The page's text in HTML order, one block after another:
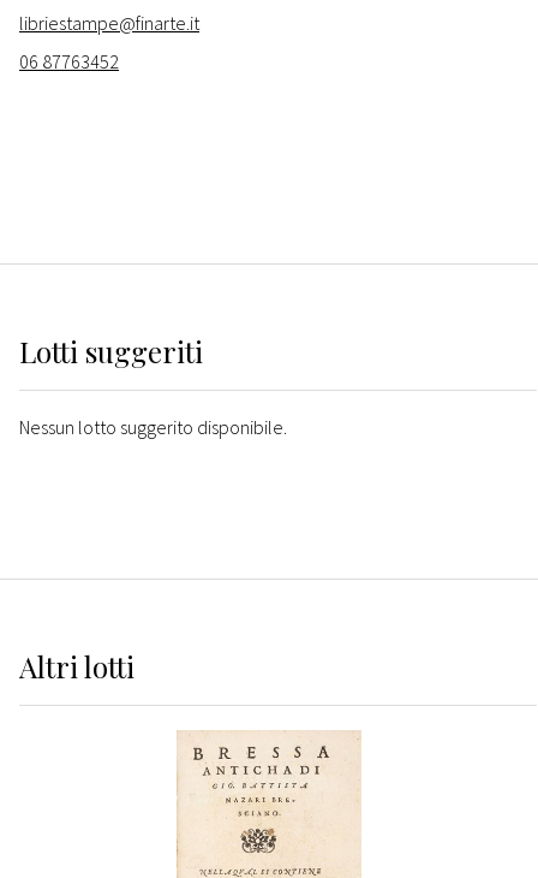
libriestampe@finarte.it
06 87763452
Lotti suggeriti
Nessun lotto suggerito disponibile.
Altrilotti